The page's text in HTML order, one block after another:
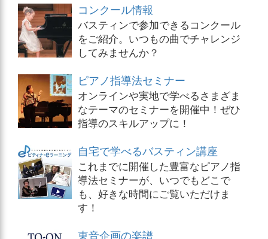
コンクール情報
バスティンで参加できるコンクール
をご紹介。いつもの曲でチャレンジ
してみませんか？
ピアノ指導法セミナー
オンラインや実地で学べるさまざま
なテーマのセミナーを開催中！ぜひ
指導のスキルアップに！
自宅で学べるバスティン講座
これまでに開催した豊富なピアノ指
導法セミナーが、いつでもどこで
も、好きな時間にご覧いただけま
す！
東音企画の楽譜